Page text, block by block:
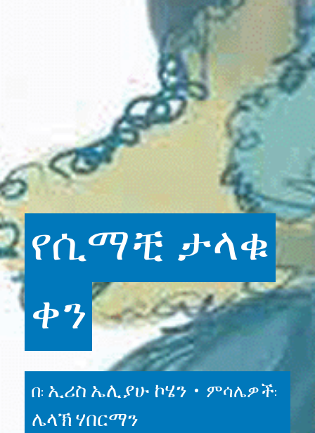
የሲማቺ ታላቁ
ቀን
በ: ኢሪስ ኤሊያሁ ኮሄን • ምሳሌዎች:
ሌላኽ ሃበርማን